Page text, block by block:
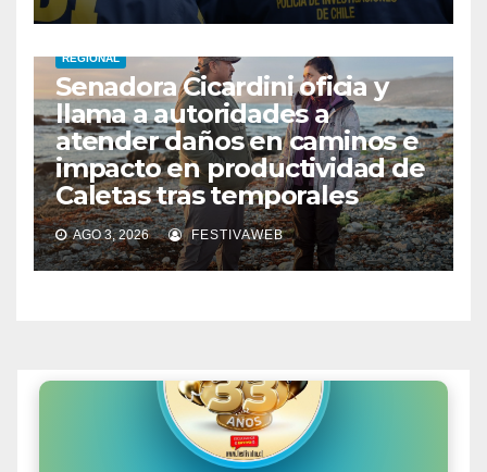
REGIONAL
Senadora Cicardini oficia y
llama a autoridades a
atender daños en caminos e
impacto en productividad de
Caletas tras temporales
AGO 3, 2026 FESTIVAWEB